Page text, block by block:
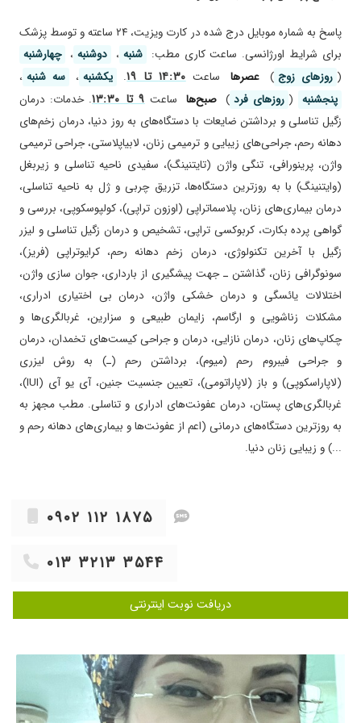
عدم رضایت
بسیار عالی ۱۴۰۰/۰۶/۲۳
بنده برای بارداری اقدام میکنم و فعلا در اقدام
هستم.خانم دکتر عزیز مابسیاربا دانش هستند وواقعا
بهم آرامش دادند.برای بیمار وقت کافی میزارندبدون
هیچ عجله ای. از همه مهم تر ادا و اصول ندارند مثل
بقیه دکتر زنان که از چهارتا مشاور باید رد شد! واقعا
عالی هستند.
۱۴۰۳/۱۰/۲۲
واقعا دکتری مهربان و کاربلد هستن در حالی که
مطب بسیار شلوغ بود اما در حد توانشون و با
مهربانی پاسخگو هستن و آرامش دریافت کردم
ازشون
۱۴۰۳/۱۱/۲۷
دکتر خیلی خوبی هستن برام وقت گذاشتن به همه
سوال های من جواب دادن
۱۴۰۵/۰۲/۲۳
تازه با ایشان آشنا شدم دقت و برخورد عالی دارند و
با صبوری به آدم خس آرامش منتقل میکنند
۱۴۰۴/۰۶/۱۶
بسیار دکتر عالی هستن ۱۴۰۳/۱۱/۱۷
خانم دکترخیلی مهربون و
دلسوزبسیاربسیاربامسئولیت هستن
۱۴۰۴/۰۲/۱۵
رضایت کامل نداشتم. ۱۴۰۴/۰۸/۲۴
عالی هستند ۱۴۰۳/۰۱/۱۵
دکتر عالی و با اخلاق فوق العاده و تشخیص عالی
حال طی روند درمان هستم
۱۴۰۲/۰۹/۲۸
اول عفونت شدید و زخم دهانه رحم بعد از درمان
باردار شدم و در طول دوران بارداری خانم دکتر مثل
یک خواهر و پر از انرژی مثبت کنارم بود و با
تشخیص به موقعشون سزارین شدم و الان دخترم
۱۴۰۳/۱۱/۲۶
پاسخ به شماره موبایل درج شده در کارت ویزیت، ۲۴ ساعته و توسط پزشک
برای شرایط اورژانسی. ساعت کاری مطب: شنبه ، دوشنبه ، چهارشنبه
( روز‌های زوج ) عصر‌ها ساعت۱۴:۳۰ تا ۱۹ . یکشنبه ، سه شنبه ،
پنجشنبه ( روز‌های فرد ) صبح‌ها ساعت۹ تا ۱۳:۳۰
. خدمات: درمان
زگیل تناسلی و برداشتن ضایعات با دستگاه‌های به روز دنیا، درمان زخم‌های
دهانه رحم، جراحی‌های زیبایی و ترمیمی زنان، لابیاپلاستی، جراحی ترمیمی
واژن، پرینورافی، تنگی واژن (تایتنینگ)، سفیدی ناحیه تناسلی و زیربغل
(وایتنینگ) با به روز‌ترین دستگاه‌ها، تزریق چربی و ژل به ناحیه تناسلی،
درمان بیماری‌های زنان، پلاسماتراپی (اوزون تراپی)، کولپوسکوپی، بررسی و
گواهی پرده بکارت، کربوکسی تراپی، تشخیص و درمان زگیل تناسلی و لیزر
زگیل با آخرین تکنولوژی، درمان زخم دهانه رحم، کرایوتراپی (فریز)،
سونوگرافی زنان، گذاشتن ـ جهت پیشگیری از بارداری، جوان سازی واژن،
اختلالات یائسگی و درمان خشکی واژن، درمان بی اختیاری ادراری،
مشکلات زناشویی و ارگاسم، زایمان طبیعی و سزارین، غربالگری‌ها و
چکاپ‌های زنان، درمان نازایی، درمان و جراحی کیست‌های تخمدان، درمان
و جراحی فیبروم رحم (میوم)، برداشتن رحم (ـ) به روش لیزری
(لاپاراسکوپی) و باز (لاپاراتومی)، تعیین جنسیت جنین، آی یو آی (IUI)،
غربالگری‌های پستان، درمان عفونت‌های ادراری و تناسلی. مطب مجهز به
به روز‌ترین دستگاه‌های درمانی (اعم از عفونت‌ها و بیماری‌های دهانه رحم و
...) و زیبایی زنان دنیا.
۰۹۰۲ ۱۱۲ ۱۸۷۵
۰۱۳ ۳۲۱۳ ۳۵۴۴
دریافت نوبت اینترنتی